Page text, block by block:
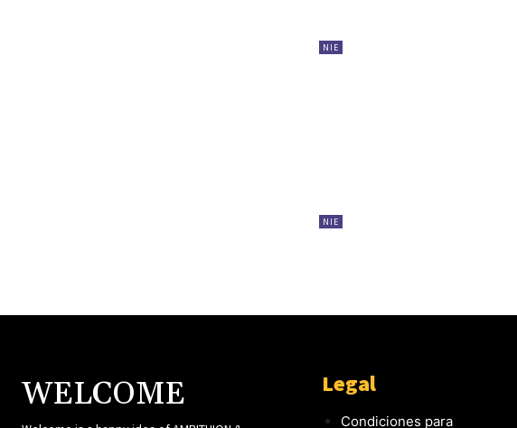
NIE
NIE
WELCOME Legal
Condiciones para